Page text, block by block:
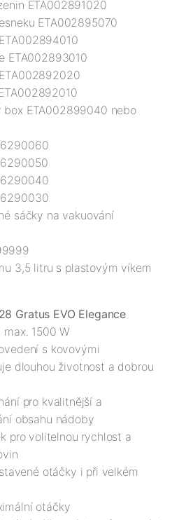
ETA002891020
ETA002895070
ETA002893010
box ETA002899040 nebo
sáčky na vakuování
3,5 litru s plastovým víkem
Gratus EVO Elegance
1500 W
s kovovými
dlouhou životnost a dobrou
pro kvalitnější a
obsahu nádoby
pro volitelnou rychlost a
otáčky i při velkém
otáčky